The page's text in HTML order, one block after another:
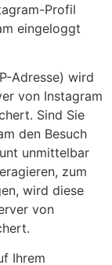
Profil
eingeloggt
Adresse) wird
von Instagram
Sind Sie
den Besuch
unmittelbar
zum
wird diese
von
Ihrem